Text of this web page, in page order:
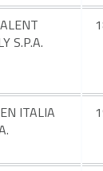
S.P.A.
ITALIA